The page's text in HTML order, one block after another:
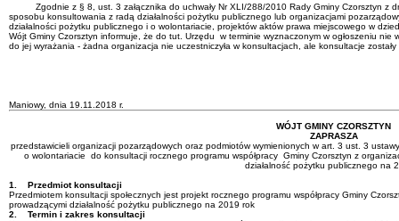
Zgodnie z § 8, ust. 3 załącznika do uchwały Nr XLI/288/2010 Rady Gminy Czorsztyn z
sposobu konsultowania z radą działalności pożytku publicznego lub organizacjami
działalności pożytku publicznego i o wolontariacie, projektów aktów prawa miejscowego w
Wójt Gminy Czorsztyn informuje, że do tut. Urzędu w terminie wyznaczonym w ogłoszeniu nie
do jej wyrażania - żadna organizacja nie uczestniczyła w konsultacjach, ale konsultacje
Maniowy, dnia 19.11.2018 r.
WÓJT GMINY CZORSZTYN
ZAPRASZA
przedstawicieli organizacji pozarządowych oraz podmiotów wymienionych w art. 3 ust. 3
o wolontariacie do konsultacji rocznego programu współpracy Gminy Czorsztyn z
działalność pożytku publicznego na
1. Przedmiot konsultacji
Przedmiotem konsultacji społecznych jest projekt rocznego programu współpracy Gminy
prowadzącymi działalność pożytku publicznego na 2019 rok
2. Termin i zakres konsultacji